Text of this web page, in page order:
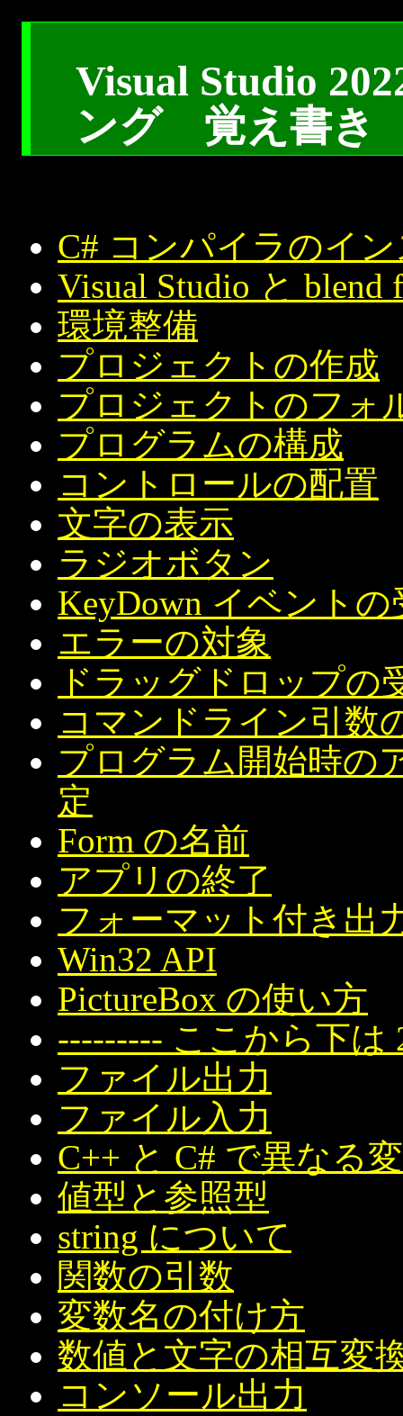
Visual Studio
ング 覚え書き
C# コンパイラのイ
Visual Studio と blend
環境整備
プロジェクトの作成
プロジェクトのフォ
プログラムの構成
コントロールの配置
文字の表示
ラジオボタン
KeyDown イベント
エラーの対象
ドラッグドロップの
コマンドライン引数
プログラム開始時の
定
Form の名前
アプリの終了
フォーマット付き出
Win32 API
PictureBox の使い方
--------- ここから下は
ファイル出力
ファイル入力
C++ と C# で異なる
値型と参照型
string について
関数の引数
変数名の付け方
数値と文字の相互変
コンソール出力